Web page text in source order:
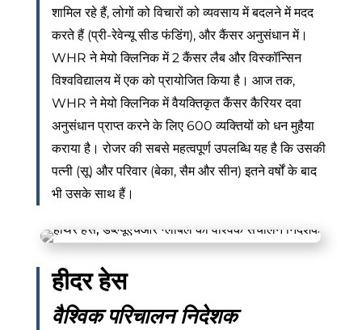
शामिल रहे हैं, लोगों को विचारों को व्यवसाय में बदलने में मदद
करते हैं (प्री-रेवेन्यू सीड फंडिंग), और कैंसर अनुसंधान में।
WHR ने मेयो क्लिनिक में 2 कैंसर लैब और विस्कॉन्सिन
विश्वविद्यालय में एक को प्रायोजित किया है। आज तक,
WHR ने मेयो क्लिनिक में वैयक्तिकृत कैंसर कैरियर दवा
अनुसंधान प्राप्त करने के लिए 600 व्यक्तियों को धन मुहैया
कराया है। रोजर की सबसे महत्वपूर्ण उपलब्धि यह है कि उसकी
पत्नी (सू) और परिवार (बेका, सैम और सीन) इतने वर्षों के बाद
भी उसके साथ हैं।
हीदर हेस
वैश्विक परिचालन निदेशक